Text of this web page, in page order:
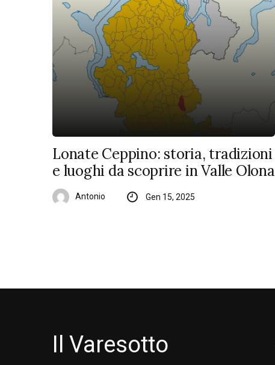
Lonate Ceppino: storia, tradizioni
e luoghi da scoprire in Valle Olona
Antonio Gen 15, 2025
Il Varesotto